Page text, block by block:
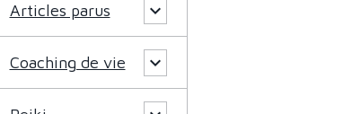
Articles parus
Coaching de vie